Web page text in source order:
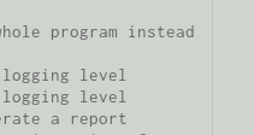
program instead
level
level
a report